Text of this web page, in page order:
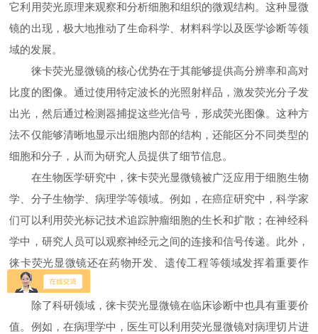
它利用荧光原理来观察和分析细胞和组织的微观结构。这种显微
镜的出现，极大地推动了生命科学、材料科学以及医学诊断等领
域的发展。
徕卡荧光显微镜的核心优势在于其能够提供高分辨率和高对
比度的图像。通过使用特定波长的光照射样品，激发荧光分子发
出光，然后通过检测器捕捉这些光信号，形成荧光图像。这种方
法不仅能够清晰地显示出细胞内部的结构，还能区分不同类型的
细胞和分子，从而为研究人员提供了细节信息。
在生物医学研究中，徕卡荧光显微镜被广泛应用于细胞生物
学、分子生物学、病理学等领域。例如，在癌症研究中，科学家
们可以利用荧光标记技术追踪肿瘤细胞的生长和扩散；在神经科
学中，研究人员可以观察神经元之间的连接和信号传递。此外，
徕卡荧光显微镜还在药物开发、遗传工程等领域发挥着重要作
用。
除了科研领域，徕卡荧光显微镜在临床诊断中也具有重要价
值。例如，在病理学中，医生可以利用荧光显微镜对病理切片进